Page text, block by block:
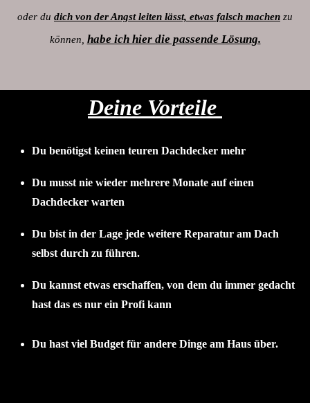
oder du dich von der Angst leiten lässt, etwas falsch machen zu
können, habe ich hier die passende Lösung.
Deine Vorteile
Du benötigst keinen teuren Dachdecker mehr
Du musst nie wieder mehrere Monate auf einen
Dachdecker warten
Du bist in der Lage jede weitere Reparatur am Dach
selbst durch zu führen.
Du kannst etwas erschaffen, von dem du immer gedacht
hast das es nur ein Profi kann
Du hast viel Budget für andere Dinge am Haus über.